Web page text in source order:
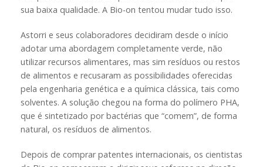
sua baixa qualidade. A Bio-on tentou mudar tudo isso.
Astorri e seus colaboradores decidiram desde o início
adotar uma abordagem completamente verde, não
utilizar recursos alimentares, mas sim resíduos ou restos
de alimentos e recusaram as possibilidades oferecidas
pela engenharia genética e a química clássica, tais como
solventes. A solução chegou na forma do polímero PHA,
que é sintetizado por bactérias que “comem”, de forma
natural, os resíduos de alimentos.
Depois de comprar patentes internacionais, os cientistas